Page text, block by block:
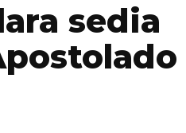
sedia